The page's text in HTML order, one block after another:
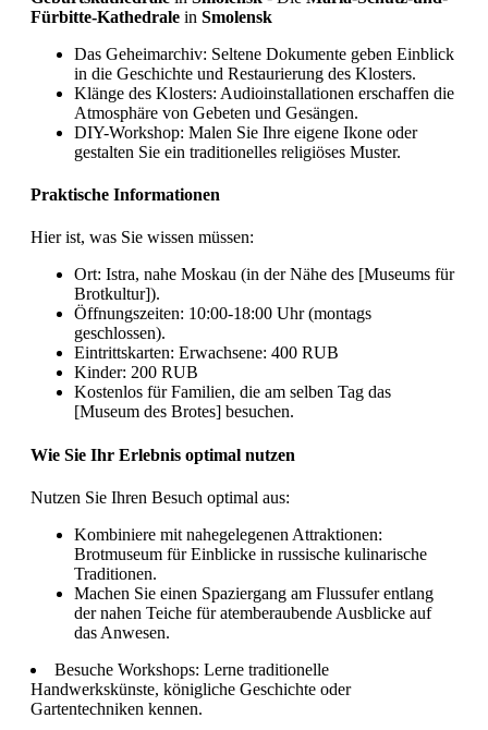
Fürbitte-Kathedrale in Smolensk
Das Geheimarchiv: Seltene Dokumente geben Einblick
in die Geschichte und Restaurierung des Klosters.
Klänge des Klosters: Audioinstallationen erschaffen die
Atmosphäre von Gebeten und Gesängen.
DIY-Workshop: Malen Sie Ihre eigene Ikone oder
gestalten Sie ein traditionelles religiöses Muster.
Praktische Informationen
Hier ist, was Sie wissen müssen:
Ort: Istra, nahe Moskau (in der Nähe des [Museums für
Brotkultur]).
Öffnungszeiten: 10:00-18:00 Uhr (montags
geschlossen).
Eintrittskarten: Erwachsene: 400 RUB
Kinder: 200 RUB
Kostenlos für Familien, die am selben Tag das
[Museum des Brotes] besuchen.
Wie Sie Ihr Erlebnis optimal nutzen
Nutzen Sie Ihren Besuch optimal aus:
Kombiniere mit nahegelegenen Attraktionen:
Brotmuseum für Einblicke in russische kulinarische
Traditionen.
Machen Sie einen Spaziergang am Flussufer entlang
der nahen Teiche für atemberaubende Ausblicke auf
das Anwesen.
Besuche Workshops: Lerne traditionelle
Handwerkskünste, königliche Geschichte oder
Gartentechniken kennen.